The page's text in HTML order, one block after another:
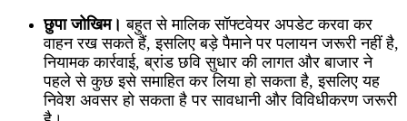
छुपा जोखिम। बहुत से मालिक सॉफ्टवेयर अपडेट करवा कर
वाहन रख सकते हैं, इसलिए बड़े पैमाने पर पलायन जरूरी नहीं है,
नियामक कार्रवाई, ब्रांड छवि सुधार की लागत और बाजार ने
पहले से कुछ इसे समाहित कर लिया हो सकता है, इसलिए यह
निवेश अवसर हो सकता है पर सावधानी और विविधीकरण जरूरी